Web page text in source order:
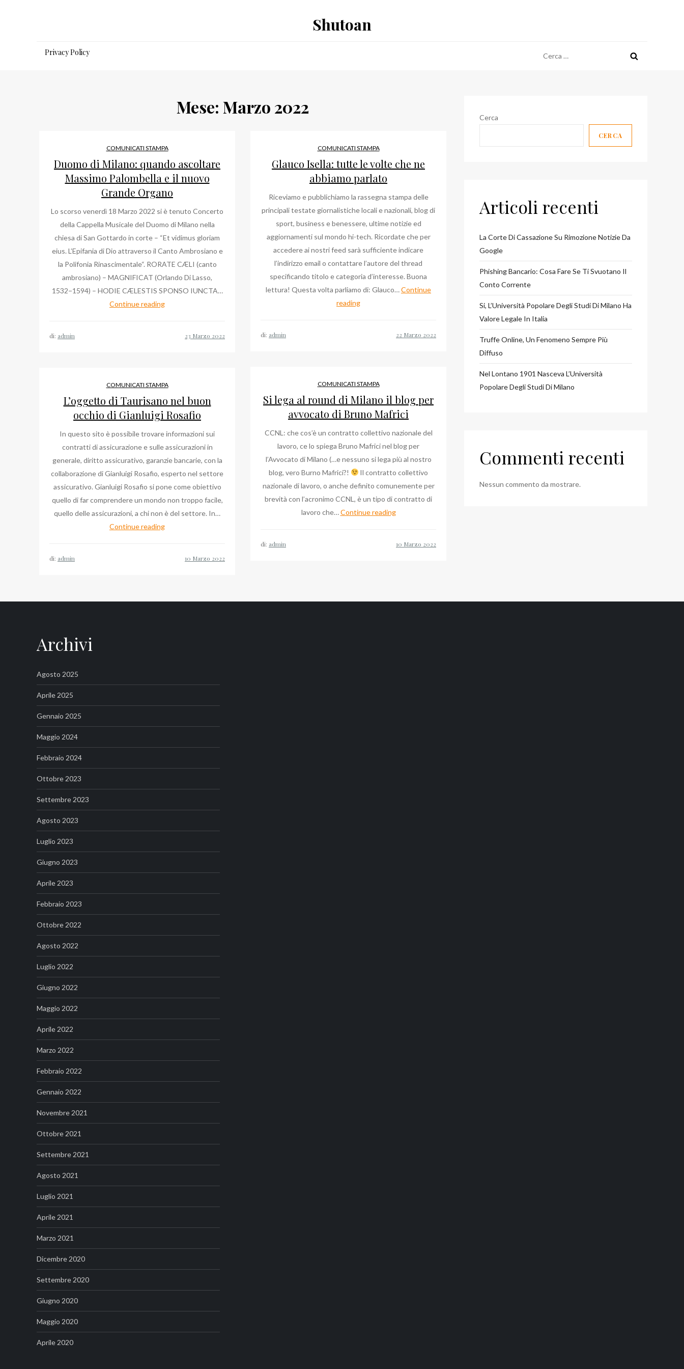
Shutoan
Privacy Policy
per:
Mese: Marzo 2022
COMUNICATI STAMPA
Duomo di Milano: quando ascoltare
Massimo Palombella e il nuovo
Grande Organo
Lo scorso venerdì 18 Marzo 2022 si è tenuto Concerto
della Cappella Musicale del Duomo di Milano nella
chiesa di San Gottardo in corte – “Et vidimus gloriam
eius. L’Epifania di Dio attraverso il Canto Ambrosiano e
la Polifonia Rinascimentale“. RORATE CÆLI (canto
ambrosiano) – MAGNIFICAT (Orlando Di Lasso,
1532−1594) – HODIE CÆLESTIS SPONSO IUNCTA…
Continue readingDuomo
Palombella
il
nuovo
Grande
Organo
di: admin
COMUNICATI STAMPA
Glauco Isella: tutte le volte che ne
abbiamo parlato
Riceviamo e pubblichiamo la rassegna stampa delle
principali testate giornalistiche locali e nazionali, blog di
sport, business e benessere, ultime notizie ed
aggiornamenti sul mondo hi-tech. Ricordate che per
accedere ai nostri feed sarà sufficiente indicare
l’indirizzo email o contattare l’autore del thread
specificando titolo e categoria d’interesse. Buona
lettura! Questa volta parliamo di: Glauco…Continue
readingGlauco
ne
abbiamo
parlato
di: admin
COMUNICATI STAMPA
Si lega al round di Milano il blog per
avvocato di Bruno Mafrici
CCNL: che cos’è un contratto collettivo nazionale del
lavoro, ce lo spiega Bruno Mafrici nel blog per
l’Avvocato di Milano (…e nessuno si lega più al nostro
blog, vero Burno Mafrici?!
Il contratto collettivo
nazionale di lavoro, o anche definito comunemente per
brevità con l’acronimo CCNL, è un tipo di contratto di
lavoro che…Continue readingSi
blog
di: admin
COMUNICATI STAMPA
L’oggetto di Taurisano nel buon
occhio di Gianluigi Rosafio
In questo sito è possibile trovare informazioni sui
contratti di assicurazione e sulle assicurazioni in
generale, diritto assicurativo, garanzie bancarie, con la
collaborazione di Gianluigi Rosafio, esperto nel settore
assicurativo. Gianluigi Rosafio si pone come obiettivo
quello di far comprendere un mondo non troppo facile,
quello delle assicurazioni, a chi non è del settore. In…
Continue readingL’oggetto
di: admin
Cerca
CERCA
Articoli recenti
La Corte Di Cassazione Su Rimozione Notizie Da
Google
Phishing Bancario: Cosa Fare Se Ti Svuotano Il
Conto Corrente
Si, L’Università Popolare Degli Studi Di Milano Ha
Valore Legale In Italia
Truffe Online, Un Fenomeno Sempre Più
Diffuso
Nel Lontano 1901 Nasceva L’Università
Popolare Degli Studi Di Milano
Commenti recenti
Nessun commento da mostrare.
Archivi
Agosto 2025
Aprile 2025
Gennaio 2025
Maggio 2024
Febbraio 2024
Ottobre 2023
Settembre 2023
Agosto 2023
Luglio 2023
Giugno 2023
Aprile 2023
Febbraio 2023
Ottobre 2022
Agosto 2022
Luglio 2022
Giugno 2022
Maggio 2022
Aprile 2022
Marzo 2022
Febbraio 2022
Gennaio 2022
Novembre 2021
Ottobre 2021
Settembre 2021
Agosto 2021
Luglio 2021
Aprile 2021
Marzo 2021
Dicembre 2020
Settembre 2020
Giugno 2020
Maggio 2020
Aprile 2020